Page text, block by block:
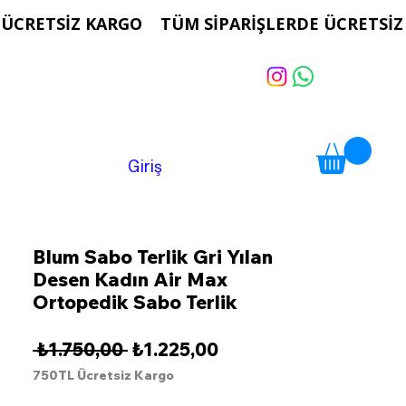
Giriş
Blum Sabo Terlik Gri Yılan
Desen Kadın Air Max
Ortopedik Sabo Terlik
₺1.750,00 Normal
Fiyat
₺1.225,00İndirimli
750TL Ücretsiz Kargo